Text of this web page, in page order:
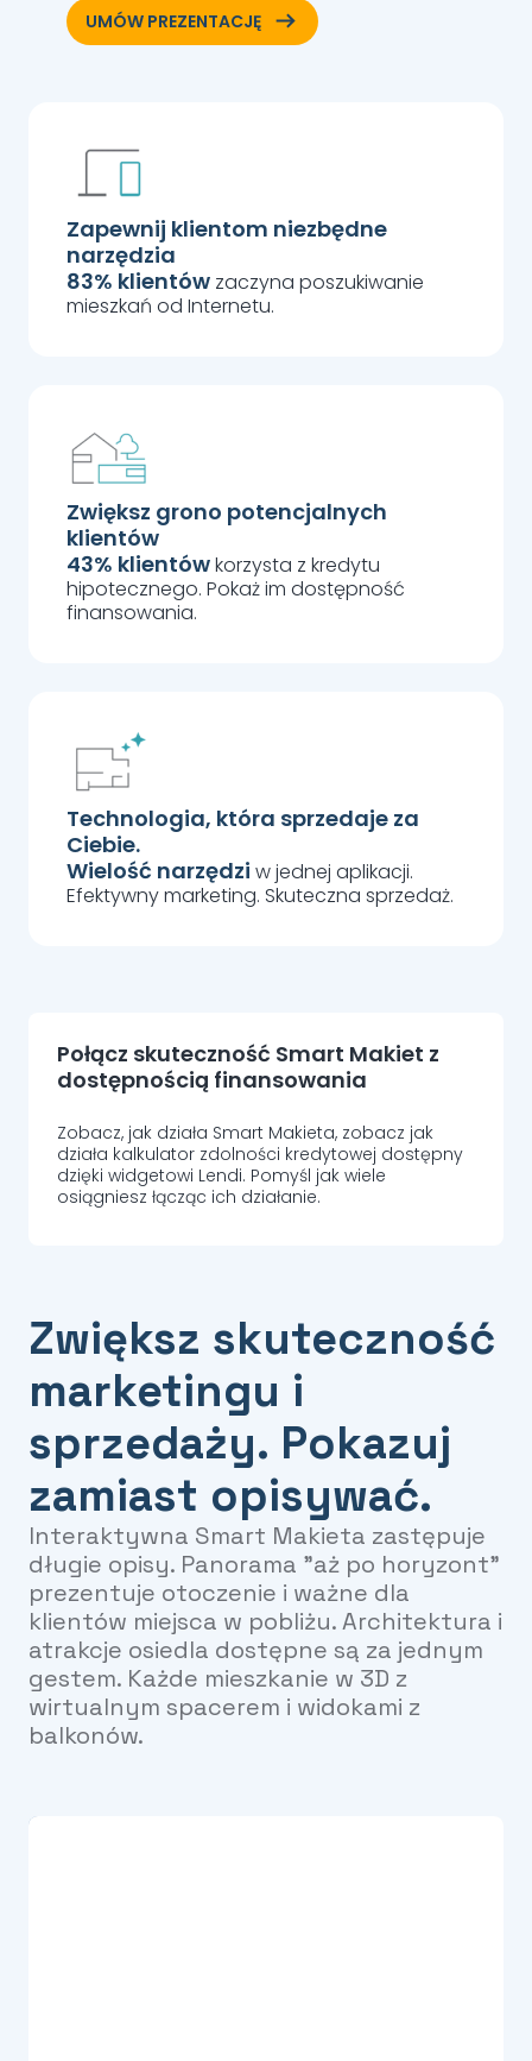
UMÓW PREZENTACJĘ ArrowRightLong
Zapewnij klientom niezbędne
narzędzia
83% klientów zaczyna poszukiwanie
mieszkań od Internetu.
Zwiększ grono potencjalnych
klientów
43% klientówkorzysta z kredytu
hipotecznego. Pokaż im dostępność
finansowania.
Technologia, która sprzedaje za
Ciebie.
Wielość narzędzi w jednej aplikacji.
Efektywny marketing. Skuteczna sprzedaż.
Połącz skuteczność Smart Makiet z
dostępnością finansowania
Zobacz, jak działa Smart Makieta, zobacz jak
działa kalkulator zdolności kredytowej dostępny
dzięki widgetowi Lendi. Pomyśl jak wiele
osiągniesz łącząc ich działanie.
Zwiększ skuteczność
marketingu i
sprzedaży. Pokazuj
zamiast opisywać.
Interaktywna Smart Makieta zastępuje
długie opisy. Panorama "aż po horyzont"
prezentuje otoczenie i ważne dla
klientów miejsca w pobliżu. Architektura i
atrakcje osiedla dostępne są za jednym
gestem. Każde mieszkanie w 3D z
wirtualnym spacerem i widokami z
balkonów.